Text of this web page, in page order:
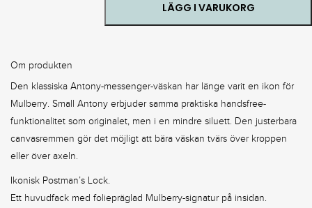
LÄGG I VARUKORG
Om produkten
Den klassiska Antony-messenger-väskan har länge varit en ikon för
Mulberry. Small Antony erbjuder samma praktiska handsfree-
funktionalitet som originalet, men i en mindre siluett. Den justerbara
canvasremmen gör det möjligt att bära väskan tvärs över kroppen
eller över axeln.
Ikonisk Postman’s Lock.
Ett huvudfack med foliepräglad Mulberry-signatur på insidan.